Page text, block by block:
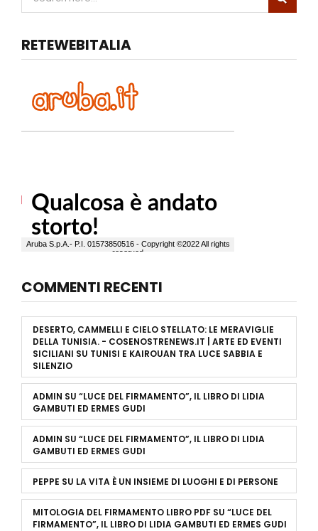
RETEWEBITALIA
COMMENTI RECENTI
DESERTO, CAMMELLI E CIELO STELLATO: LE MERAVIGLIE
DELLA TUNISIA. - COSENOSTRENEWS.IT | ARTE ED EVENTI
SICILIANI SU TUNISI E KAIROUAN TRA LUCE SABBIA E
SILENZIO
ADMIN SU “LUCE DEL FIRMAMENTO”, IL LIBRO DI LIDIA
GAMBUTI ED ERMES GUDI
ADMIN SU “LUCE DEL FIRMAMENTO”, IL LIBRO DI LIDIA
GAMBUTI ED ERMES GUDI
PEPPE SU LA VITA È UN INSIEME DI LUOGHI E DI PERSONE
MITOLOGIA DEL FIRMAMENTO LIBRO PDF SU “LUCE DEL
FIRMAMENTO”, IL LIBRO DI LIDIA GAMBUTI ED ERMES GUDI